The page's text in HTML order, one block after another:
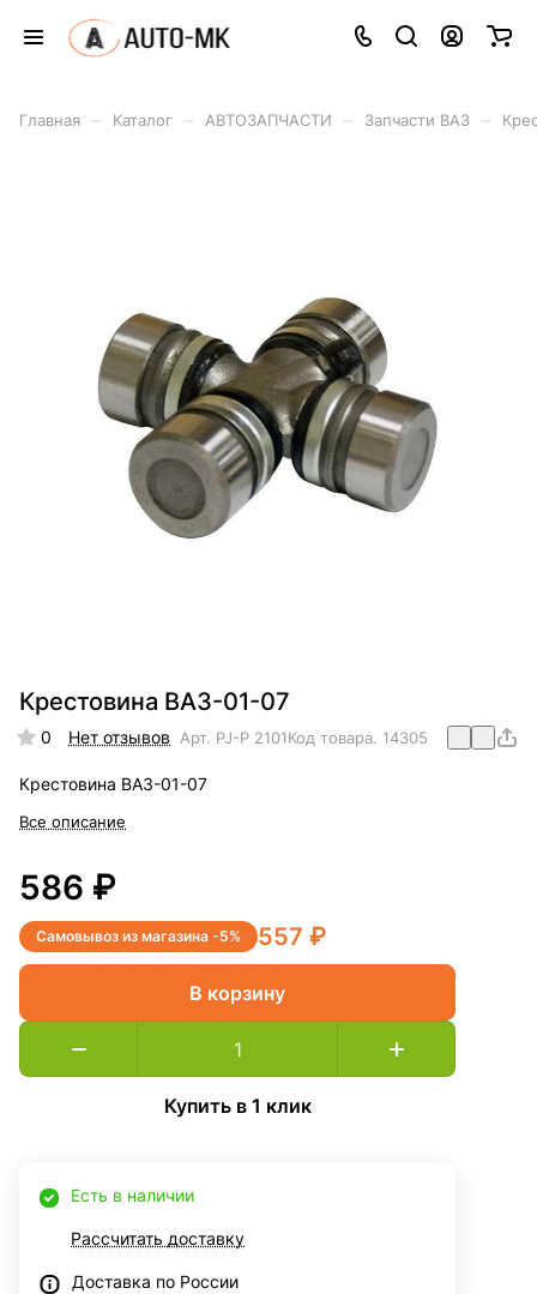
Главная Каталог АВТОЗАПЧАСТИ Запчасти ВАЗ
Крестовина ВАЗ-01-07
0 Нет отзывов Арт. PJ-P 2101Код товара. 14305
Крестовина ВАЗ-01-07
Все описание
586 ₽
Самовывоз из магазина -5% 557 ₽
В корзину
Купить в 1 клик
Есть в наличии
Рассчитать доставку
Доставка по России